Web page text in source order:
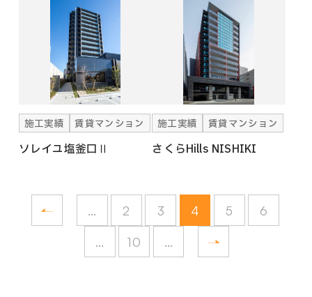
施工実績 賃貸マンション
ソレイユ塩釜口Ⅱ
施工実績 賃貸マンション
さくらHills NISHIKI
... 2 3 4 5 6
... 10 ...